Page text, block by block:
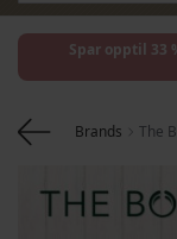
Spar opptil 33
Brands The